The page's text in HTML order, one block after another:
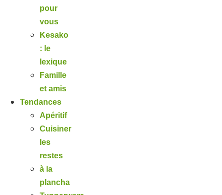
pour
vous
Kesako
: le
lexique
Famille
et amis
Tendances
Apéritif
Cuisiner
les
restes
à la
plancha